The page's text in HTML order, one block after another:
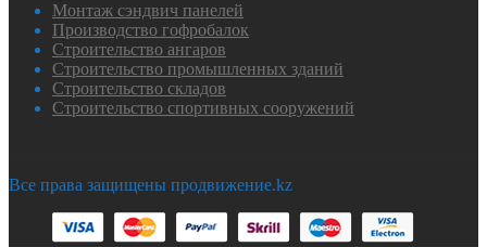
Монтаж сэндвич панелей
Производство гофробалок
Строительство ангаров
Строительство промышленных зданий
Строительство складов
Строительство спортивных сооружений
Все права защищены продвижение.kz